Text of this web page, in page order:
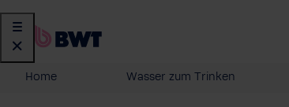
Home Wasser zum Trinken